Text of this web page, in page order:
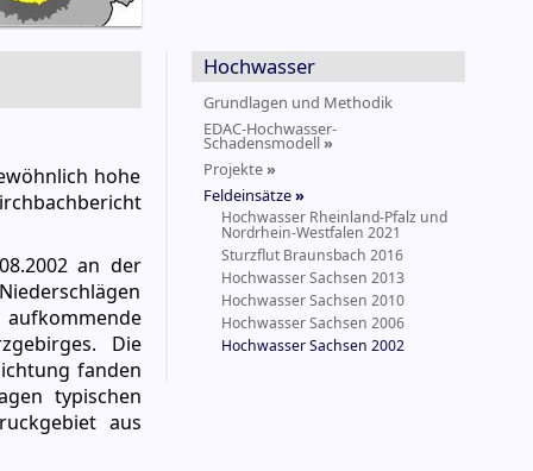
hohe
an der
Die
fanden
typischen
aus
Hochwasser
Grundlagen und Methodik
EDAC-Hochwasser-
Schadensmodell»
Projekte»
Feldeinsätze»
Hochwasser Rheinland-Pfalz und
Nordrhein-Westfalen 2021
Sturzflut Braunsbach 2016
Hochwasser Sachsen 2013
Hochwasser Sachsen 2010
Hochwasser Sachsen 2006
Hochwasser Sachsen 2002